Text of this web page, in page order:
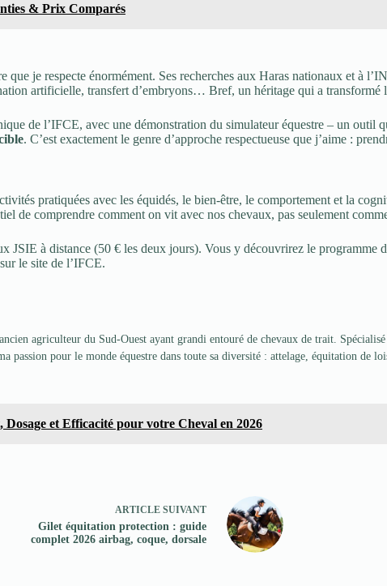
& Prix Comparés
je respecte énormément. Ses recherches aux Haras nationaux et à
artificielle, transfert d’embryons… Bref, un héritage qui a transformé
de l’IFCE, avec une démonstration du simulateur équestre – un
. C’est exactement le genre d’approche respectueuse que j’aime :
pratiquées avec les équidés, le bien-être, le comportement et la
de comprendre comment on vit avec nos chevaux, pas seulement
JSIE à distance (50 € les deux jours). Vous y découvrirez le programme
le site de l’IFCE.
agriculteur du Sud-Ouest ayant grandi entouré de chevaux de trait.
passion pour le monde équestre dans toute sa diversité : attelage, équitation de
et Efficacité pour votre Cheval en 2026
ARTICLE SUIVANT
Gilet équitation protection : guide
complet 2026 airbag, coque, dorsale